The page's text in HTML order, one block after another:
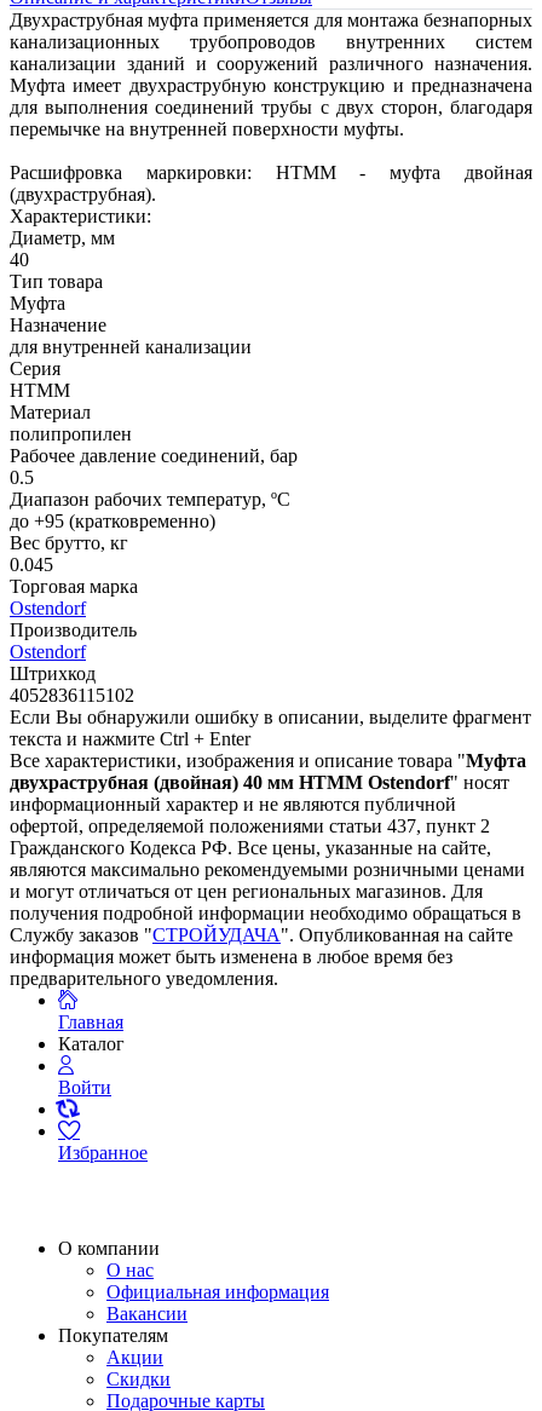
Двухраструбная муфта применяется для монтажа безнапорных
канализационных трубопроводов внутренних систем
канализации зданий и сооружений различного назначения.
Муфта имеет двухраструбную конструкцию и предназначена
для выполнения соединений трубы с двух сторон, благодаря
перемычке на внутренней поверхности муфты.
Расшифровка маркировки: HTMM - муфта двойная
(двухраструбная).
Характеристики:
Диаметр, мм
40
Тип товара
Муфта
Назначение
для внутренней канализации
Серия
HTMM
Материал
полипропилен
Рабочее давление соединений, бар
0.5
Диапазон рабочих температур, ºС
до +95 (кратковременно)
Вес брутто, кг
0.045
Торговая марка
Ostendorf
Производитель
Ostendorf
Штрихкод
4052836115102
Если Вы обнаружили ошибку в описании, выделите фрагмент
текста и нажмите Ctrl + Enter
Все характеристики, изображения и описание товара "Муфта
двухраструбная (двойная) 40 мм HTMM Ostendorf" носят
информационный характер и не являются публичной
офертой, определяемой положениями статьи 437, пункт 2
Гражданского Кодекса РФ. Все цены, указанные на сайте,
являются максимально рекомендуемыми розничными ценами
и могут отличаться от цен региональных магазинов. Для
получения подробной информации необходимо обращаться в
Службу заказов "СТРОЙУДАЧА". Опубликованная на сайте
информация может быть изменена в любое время без
предварительного уведомления.
Главная
Каталог
Войти
Избранное
О компании
О нас
Официальная информация
Вакансии
Покупателям
Акции
Скидки
Подарочные карты